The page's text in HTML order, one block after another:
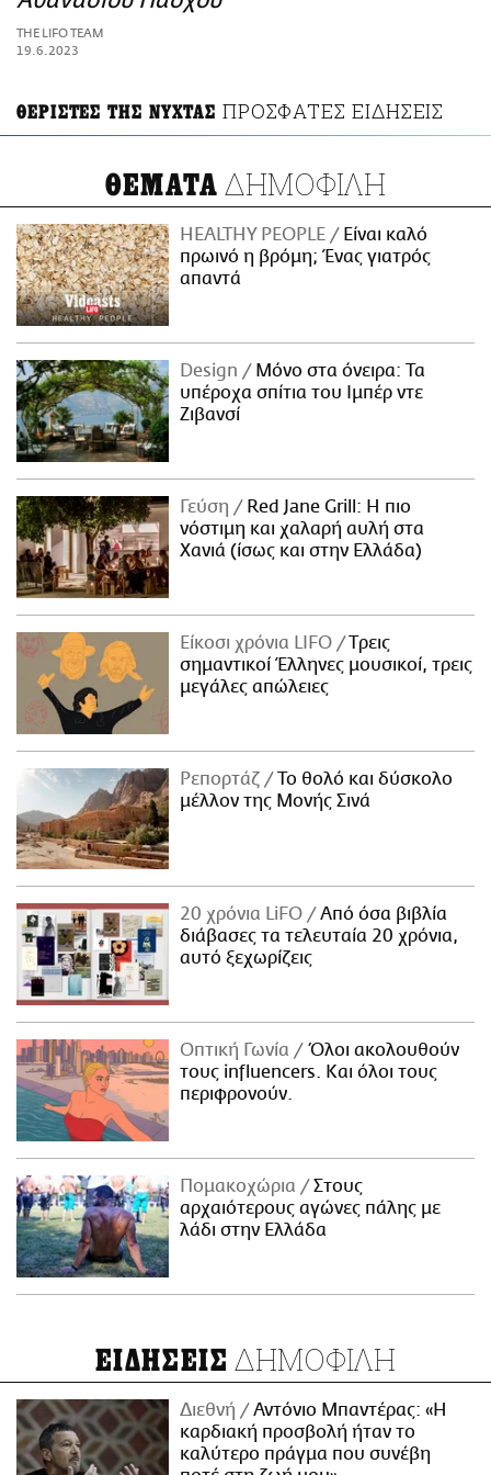
ΑΜΠΑ
PRINT
THE LIFO TEAM
19.6.2023
ΘΕΡΙΣΤΕΣ ΤΗΣ ΝΥΧΤΑΣ ΠΡΟΣΦΑΤΕΣ ΕΙΔΗΣΕΙΣ
ΘΕΜΑΤΑ ΔΗΜΟΦΙΛΗ
HEALTHY PEOPLE
Είναι καλό
πρωινό η βρόμη; Ένας γιατρός
απαντά
Design
Μόνο στα όνειρα: Τα
υπέροχα σπίτια του Ιμπέρ ντε
Ζιβανσί
Γεύση
Red Jane Grill: Η πιο
νόστιμη και χαλαρή αυλή στα
Χανιά (ίσως και στην Ελλάδα)
Είκοσι χρόνια LIFO
Tρεις
σημαντικοί Έλληνες μουσικοί, τρεις
μεγάλες απώλειες
Ρεπορτάζ
Το θολό και δύσκολο
μέλλον της Μονής Σινά
20 χρόνια LiFO
Από όσα βιβλία
διάβασες τα τελευταία 20 χρόνια,
αυτό ξεχωρίζεις
Οπτική Γωνία
Όλοι ακολουθούν
τους influencers. Και όλοι τους
περιφρονούν.
Πομακοχώρια
Στους
αρχαιότερους αγώνες πάλης με
λάδι στην Ελλάδα
ΕΙΔΗΣΕΙΣ ΔΗΜΟΦΙΛΗ
Διεθνή
Αντόνιο Μπαντέρας: «Η
καρδιακή προσβολή ήταν το
καλύτερο πράγμα που συνέβη